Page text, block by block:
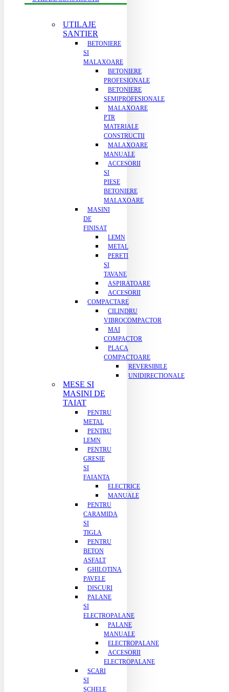
UTILAJE
SANTIER
BETONIERE
SI
MALAXOARE
BETONIERE
PROFESIONALE
BETONIERE
SEMIPROFESIONALE
MALAXOARE
PTR
MATERIALE
CONSTRUCTII
MALAXOARE
MANUALE
ACCESORII
SI
PIESE
BETONIERE
MALAXOARE
MASINI
DE
FINISAT
LEMN
METAL
PERETI
SI
TAVANE
ASPIRATOARE
ACCESORII
COMPACTARE
CILINDRU
VIBROCOMPACTOR
MAI
COMPACTOR
PLACA
COMPACTOARE
REVERSIBILE
UNIDIRECTIONALE
MESE SI
MASINI DE
TAIAT
PENTRU
METAL
PENTRU
LEMN
PENTRU
GRESIE
SI
FAIANTA
ELECTRICE
MANUALE
PENTRU
CARAMIDA
SI
TIGLA
PENTRU
BETON
ASFALT
GHILOTINA
PAVELE
DISCURI
PALANE
SI
ELECTROPALANE
PALANE
MANUALE
ELECTROPALANE
ACCESORII
ELECTROPALANE
SCARI
SI
SCHELE